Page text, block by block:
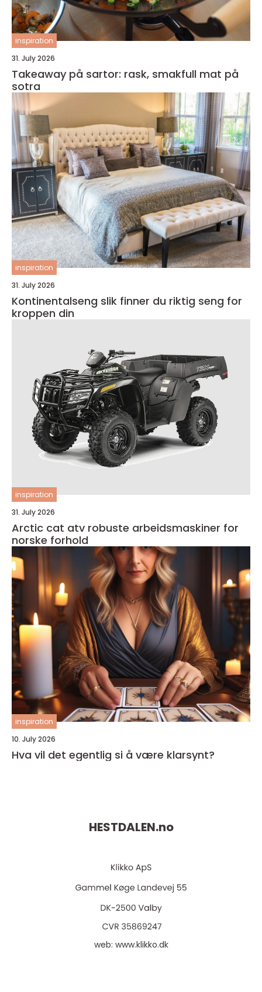
inspiration
31. July 2026
Takeaway på sartor: rask, smakfull mat på
sotra
inspiration
31. July 2026
Kontinentalseng slik finner du riktig seng for
kroppen din
inspiration
31. July 2026
Arctic cat atv robuste arbeidsmaskiner for
norske forhold
inspiration
10. July 2026
Hva vil det egentlig si å være klarsynt?
HESTDALEN.no
web: www.klikko.dk